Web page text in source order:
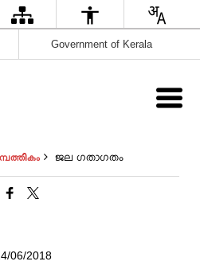
Government of Kerala
ജല ഗതാഗതം
06/2018